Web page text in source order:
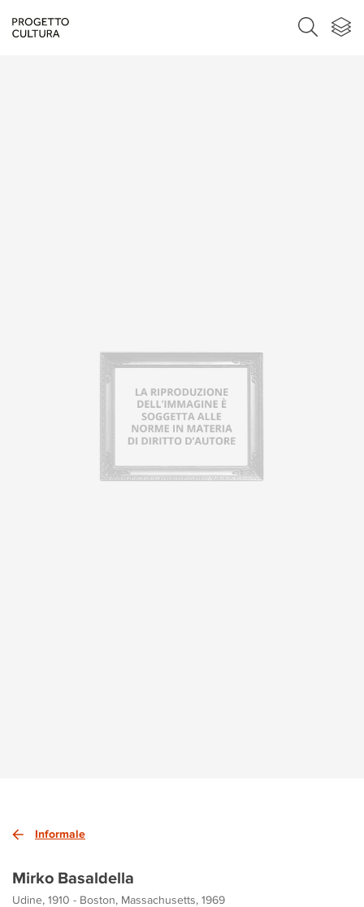
Informale
Mirko Basaldella
Udine, 1910 - Boston, Massachusetts, 1969